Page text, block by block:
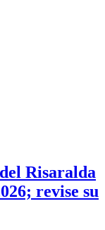
Risaralda
revise su